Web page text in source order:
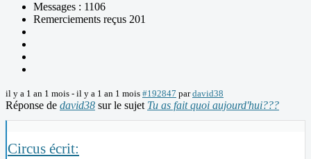
Messages : 1106
Remerciements reçus 201
il y a 1 an 1 mois - il y a 1 an 1 mois #192847 pardavid38
Réponse de david38 sur le sujet Tu as fait quoi aujourd'hui???
Circus écrit: